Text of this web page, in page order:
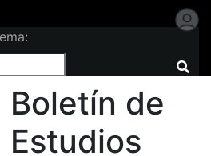
Boletín de
Estudios